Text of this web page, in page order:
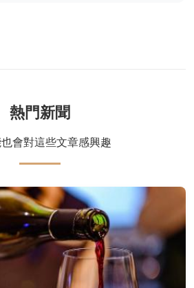
熱門新聞
會對這些文章感興趣